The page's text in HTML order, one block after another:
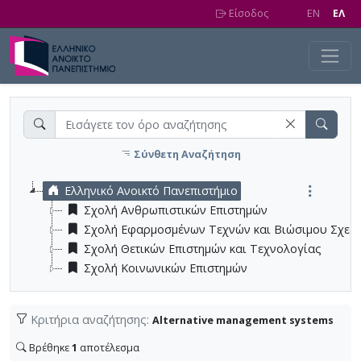
Είσοδος EN EΛ
Σύνθετη Αναζήτηση
Ελληνικό Ανοικτό Πανεπιστήμιο
Σχολή Ανθρωπιστικών Επιστημών
Σχολή Εφαρμοσμένων Τεχνών και Βιώσιμου
Σχολή Θετικών Επιστημών και Τεχνολογίας
Σχολή Κοινωνικών Επιστημών
Κριτήρια αναζήτησης: Alternative management systems
Βρέθηκε1 αποτέλεσμα